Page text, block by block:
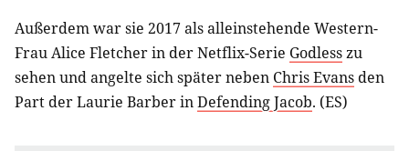
Außerdem war sie 2017 als alleinstehende Western-
Frau Alice Fletcher in der Netflix-Serie Godlesszu
sehen und angelte sich später neben Chris Evans den
Part der Laurie Barber inDefending Jacob. (ES)